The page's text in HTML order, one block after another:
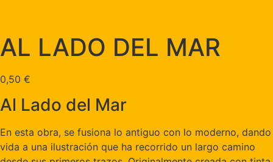
AL LADO DEL MAR
0,50 €
Al Lado del Mar
En esta obra, se fusiona lo antiguo con lo moderno, dando
vida a una ilustración que ha recorrido un largo camino